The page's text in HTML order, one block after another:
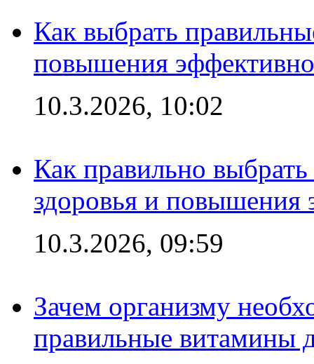
Как выбрать
повышения
10.3.2026, 10:02
Как правильно
здоровья и повышения
10.3.2026, 09:59
Зачем организму
правильные витамины